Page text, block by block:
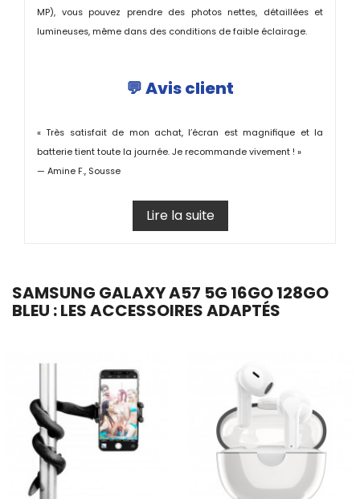
MP), vous pouvez prendre des photos nettes, détaillées et
lumineuses, même dans des conditions de faible éclairage.
💬Avis client
« Très satisfait de mon achat, l’écran est magnifique et la
batterie tient toute la journée. Je recommande vivement ! »
— Amine F., Sousse
Lire la suite
SAMSUNG GALAXY A57 5G 16GO 128GO
BLEU : LES ACCESSOIRES ADAPTÉS